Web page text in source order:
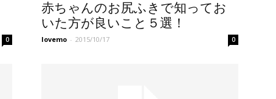
0
赤ちゃんのお尻ふきで知ってお
いた方が良いこと５選！
lovemo - 2015/10/17 0